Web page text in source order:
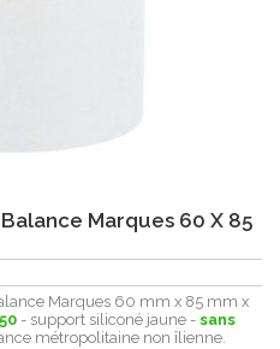
Marques 60 X 85
Marques 60 mm x 85 mm x
50 - support siliconé jaune - sans
métropolitaine non îlienne.